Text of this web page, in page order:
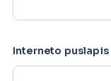
Interneto puslapis